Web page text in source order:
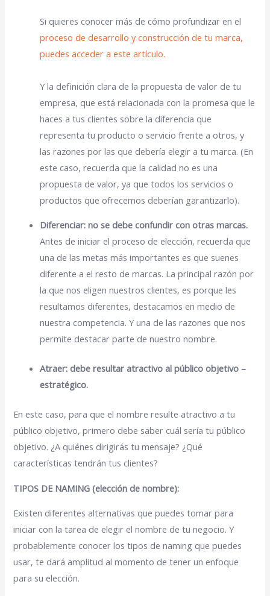
Si quieres conocer más de cómo profundizar en el
proceso de desarrollo y construcción de tu marca,
puedes acceder a este artículo.
Y la definición clara de la propuesta de valor de tu
empresa, que está relacionada con la promesa que le
haces a tus clientes sobre la diferencia que
representa tu producto o servicio frente a otros, y
las razones por las que debería elegir a tu marca. (En
este caso, recuerda que la calidad no es una
propuesta de valor, ya que todos los servicios o
productos que ofrecemos deberían garantizarlo).
Diferenciar: no se debe confundir con otras marcas.
Antes de iniciar el proceso de elección, recuerda que
una de las metas más importantes es que suenes
diferente a el resto de marcas. La principal razón por
la que nos eligen nuestros clientes, es porque les
resultamos diferentes, destacamos en medio de
nuestra competencia. Y una de las razones que nos
permite destacar parte de nuestro nombre.
Atraer: debe resultar atractivo al público objetivo –
estratégico.
En este caso, para que el nombre resulte atractivo a tu
público objetivo, primero debe saber cuál sería tu público
objetivo. ¿A quiénes dirigirás tu mensaje? ¿Qué
características tendrán tus clientes?
TIPOS DE NAMING (elección de nombre):
Existen diferentes alternativas que puedes tomar para
iniciar con la tarea de elegir el nombre de tu negocio. Y
probablemente conocer los tipos de naming que puedes
usar, te dará amplitud al momento de tener un enfoque
para su elección.